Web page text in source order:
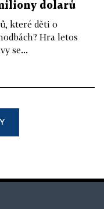
dolarů
které děti o
Hra letos
se...